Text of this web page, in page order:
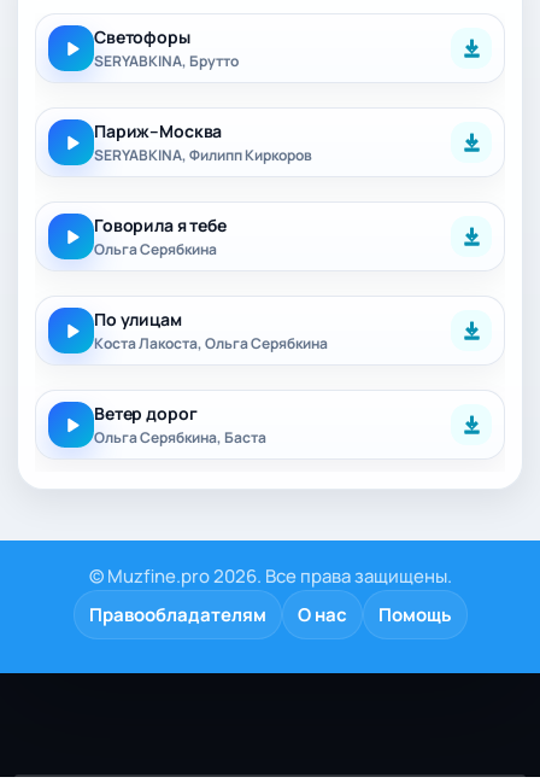
Светофоры
SERYABKINA, Брутто
Париж–Москва
SERYABKINA, Филипп Киркоров
Говорила я тебе
Ольга Серябкина
По улицам
Коста Лакоста, Ольга Серябкина
Ветер дорог
Ольга Серябкина, Баста
© Muzfine.pro 2026. Все права защищены.
Правообладателям
О нас Помощь